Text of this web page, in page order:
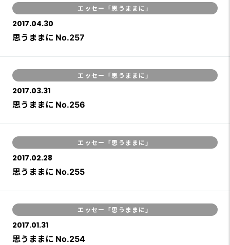
エッセー「思うままに」
2017.04.30
思うままに No.257
エッセー「思うままに」
2017.03.31
思うままに No.256
エッセー「思うままに」
2017.02.28
思うままに No.255
エッセー「思うままに」
2017.01.31
思うままに No.254